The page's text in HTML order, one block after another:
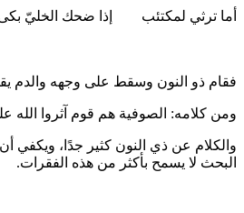
أما ترثي لمكتئب إذا ضحك الخليّ
فقام ذو النون وسقط على وجهه والدم
ومن كلامه: الصوفية هم قوم آثروا
والكلام عن ذي النون كثير جدًا، ويكفي
البحث لا يسمح بأكثر من هذه الفقرات.